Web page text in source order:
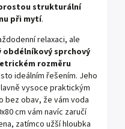
strukturální
při mytí.
relaxaci, ale
obdélníkový sprchový
rozměru
ideálním řešením. Jeho
vysoce praktickým
bez obav, že vám voda
cm vám navíc zaručí
zatímco užší hloubka